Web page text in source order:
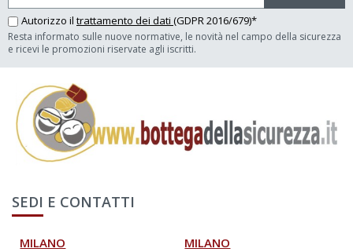
Autorizzo il trattamento dei dati (GDPR 2016/679)*
Resta informato sulle nuove normative, le novità nel campo della sicurezza
e ricevi le promozioni riservate agli iscritti.
SEDI E CONTATTI
MILANO MILANO